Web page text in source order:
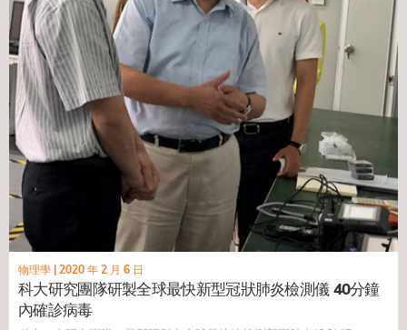
物理學 2020 年 2 月 6 日
科大研究團隊研製全球最快新型冠狀肺炎檢測儀 40分鐘
內確診病毒